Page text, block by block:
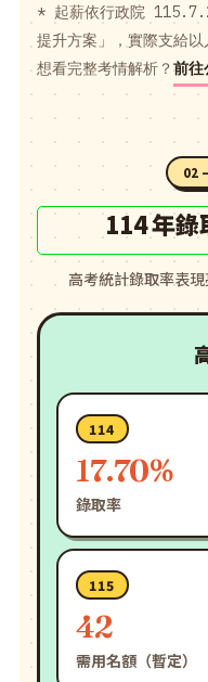
* 起薪依行政院
提升方案」，實際支給以
想看完整考情解析？前
02
114 年
高考統計錄取率表
114
17.70%
錄取率
115
42
需用名額（暫定）